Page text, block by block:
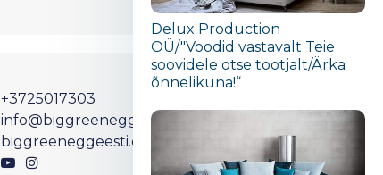
+3725017303
info@biggreenegg.ee
biggreeneggeesti.ee/et/
Delux Production
OÜ/"Voodid vastavalt Teie
soovidele otse tootjalt/Ärka
õnnelikuna!“